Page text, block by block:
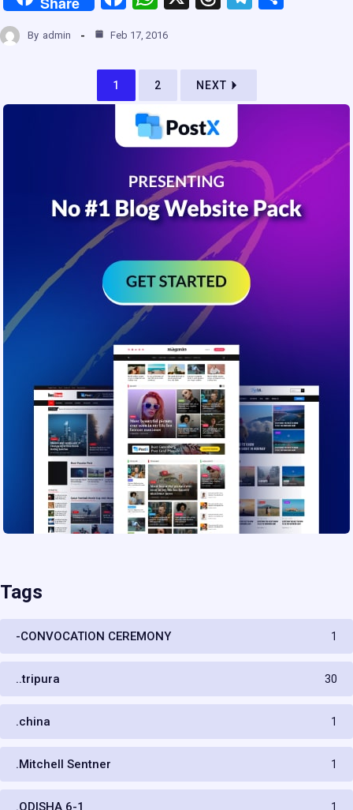
ce
b
o
o
k
at
s
A
p
p
a
d
a
By admin Feb 17, 2016
1 2 NEXT
Tags
-CONVOCATION CEREMONY 1
..tripura 30
.china 1
.Mitchell Sentner 1
.ODISHA 6-1 1